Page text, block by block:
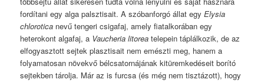
fordítani egy alga palsztisait. A szóbanforgó állat egyElysia
chlorotica nevű tengeri csigafaj, amely fiatalkorában egy
heterokont algafaj, a Vaucheria litorea telepein táplálkozik, de az
elfogyasztott sejtek plasztisait nem emészti meg, hanem a
folyamatosan növekvő bélcsatornájának kitüremkedéseit borító
sejtekben tárolja. Már az is furcsa (és még nem tisztázott), hogy